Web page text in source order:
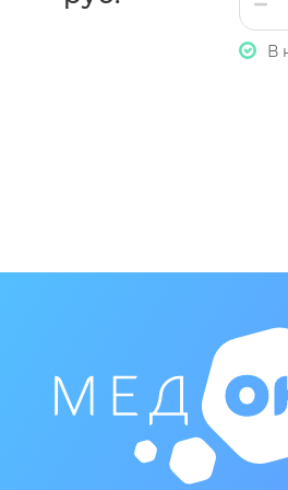
длительным пребыванием
Противопоказания к
В